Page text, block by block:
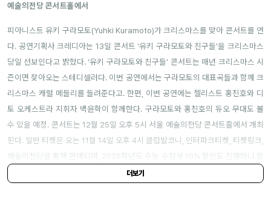
예술의전당 콘서트홀에서
피아니스트 유키 구라모토(Yuhki Kuramoto)가 크리스마스를 맞아 콘서트를 연
다. 공연기획사 크레디아는 13일 콘서트 ‘유키 구라모토와 친구들’을 크리스마스
당일 선보인다고 밝혔다. ‘유키 구라모토와 친구들’ 콘서트는 매년 크리스마스 시
즌이면 찾아오는 스테디셀러다. 이번 공연에서는 구라모토의 대표곡들과 함께 크
리스마스 캐럴 메들리를 들려준다고. 한편, 이번 공연에는 첼리스트 홍진호와 디
토 오케스트라 지휘자 백윤학이 함께한다. 구라모토와 홍진호의 듀오 무대도 볼
수 있을 예정. 콘서트는 12월 25일 오후 5시 서울 예술의전당 콘서트홀에서 개최
된다. 일반 티켓은 오는 11월 14일 오후 4시 클럽발코니, 인터파크티켓, 티켓링크,
예술의전당을 통해 판매되며, 2025학년도 수능 수험생 10% 할인도 진행하니 참
고하자.
더보기